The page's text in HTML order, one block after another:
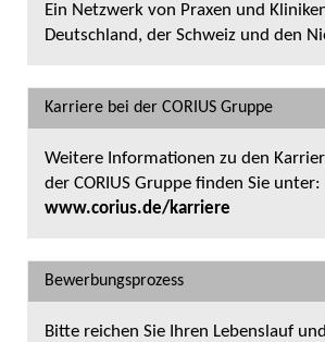
Ein Netzwerk von Praxen und
Deutschland, der Schweiz und den
Karriere bei der CORIUS Gruppe
Weitere Informationen zu den
der CORIUS Gruppe finden Sie unter:
www.corius.de/karriere
Bewerbungsprozess
Bitte reichen Sie Ihren Lebenslauf